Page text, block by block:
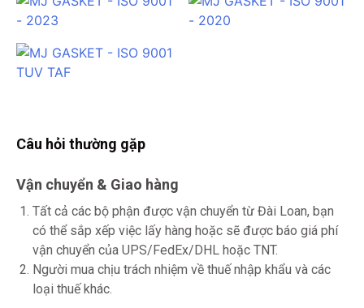
Câu hỏi thường gặp
Vận chuyển & Giao hàng
Tất cả các bộ phận được vận chuyển từ Đài Loan, bạn
có thể sắp xếp việc lấy hàng hoặc sẽ được báo giá phí
vận chuyển của UPS/FedEx/DHL hoặc TNT.
Người mua chịu trách nhiệm về thuế nhập khẩu và các
loại thuế khác.